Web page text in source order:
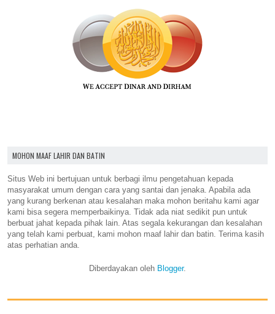
MOHON MAAF LAHIR DAN BATIN
Situs Web ini bertujuan untuk berbagi ilmu pengetahuan kepada
masyarakat umum dengan cara yang santai dan jenaka. Apabila ada
yang kurang berkenan atau kesalahan maka mohon beritahu kami agar
kami bisa segera memperbaikinya. Tidak ada niat sedikit pun untuk
berbuat jahat kepada pihak lain. Atas segala kekurangan dan kesalahan
yang telah kami perbuat, kami mohon maaf lahir dan batin. Terima kasih
atas perhatian anda.
Diberdayakan oleh Blogger.